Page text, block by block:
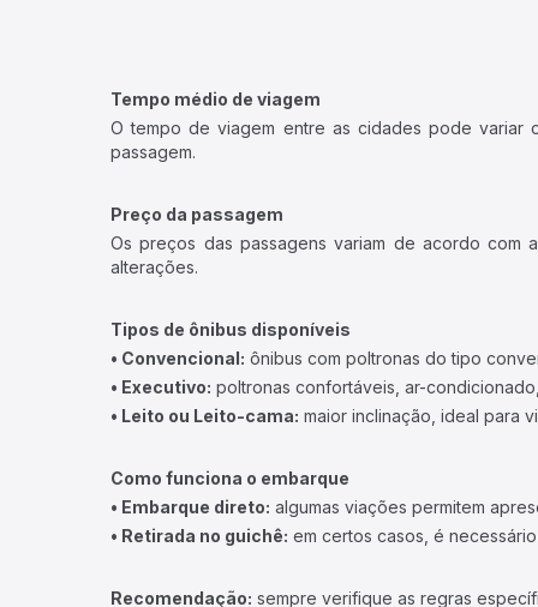
Tempo médio de viagem
O tempo de viagem entre as cidades pode variar
passagem.
Preço da passagem
Os preços das passagens variam de acordo com
alterações.
Tipos de ônibus disponíveis
• Convencional: ônibus com poltronas do tipo
• Executivo: poltronas confortáveis, ar-
• Leito ou Leito-cama: maior inclinação, ideal para
Como funciona o embarque
• Embarque direto: algumas viações permitem
• Retirada no guichê: em certos casos, é
Recomendação: sempre verifique as regras